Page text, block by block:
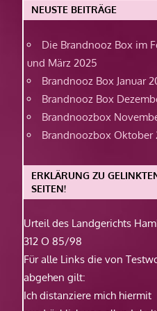
NEUSTE BEITRÄGE
Die Brandnooz Box im
und März 2025
Brandnooz Box Januar
Brandnooz Box
Brandnoozbox
Brandnoozbox Oktober
ERKLÄRUNG ZU
SEITEN!
Urteil des Landgerichts
312 O 85/98
Für alle Links die von
abgehen gilt:
Ich distanziere mich hiermit